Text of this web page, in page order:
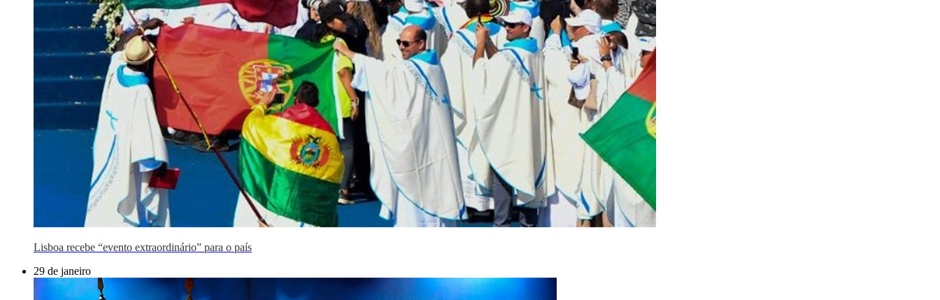
Lisboa recebe “evento extraordinário” para o país
29 de janeiro